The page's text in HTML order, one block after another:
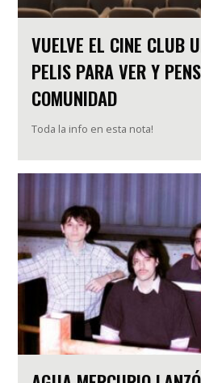
VUELVE EL CINE CLUB
PELIS PARA VER Y
COMUNIDAD
Toda la info en esta nota!